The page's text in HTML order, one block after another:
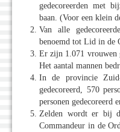
gedecoreerden met
baan. (Voor een klein
Van alle
benoemd tot Lid in de
Er zijn 1.071 vrouwen
Het aantal mannen
In de provincie
gedecoreerd, 570
personen gedecoreerd
Zelden wordt er bij
Commandeur in de